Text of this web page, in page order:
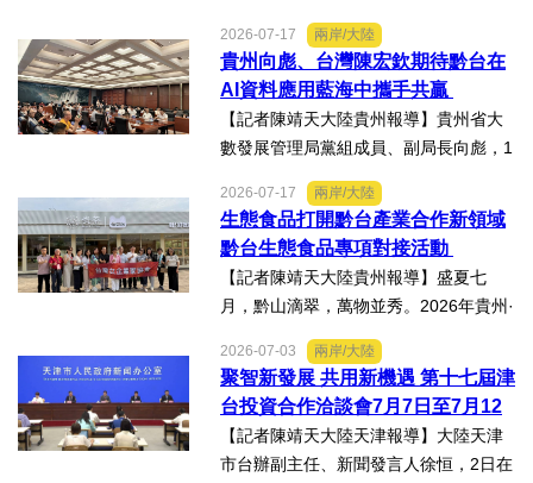
色產業助力鄉村振興對接會的臺灣嘉賓
組團，7月15日，到興仁市實地考察，深
入調研興仁薏仁米...
2026-07-17 兩岸/大陸
貴州向彪、台灣陳宏欽期待黔台在
AI資料應用藍海中攜手共贏
【記者陳靖天大陸貴州報導】貴州省大
數發展管理局黨組成員、副局長向彪，1
作懇談會黔台大數據與人工智能產業對
接會上表示，召開黔台大數據與人工智
能產業對接會，旨在搭建兩...
2026-07-17 兩岸/大陸
生態食品打開黔台產業合作新領域
黔台生態食品專項對接活動
【記者陳靖天大陸貴州報導】盛夏七
月，黔山滴翠，萬物並秀。2026年貴州·
品專項對接活動」於7月13日至16日舉
行。近30名台商代表跨海而來，踏訪貴
州生態食品產業一線，...
2026-07-03 兩岸/大陸
聚智新發展 共用新機遇 第十七屆津
台投資合作洽談會7月7日至7月12
日在天津舉辦
【記者陳靖天大陸天津報導】大陸天津
市台辦副主任、新聞發言人徐恒，2日在